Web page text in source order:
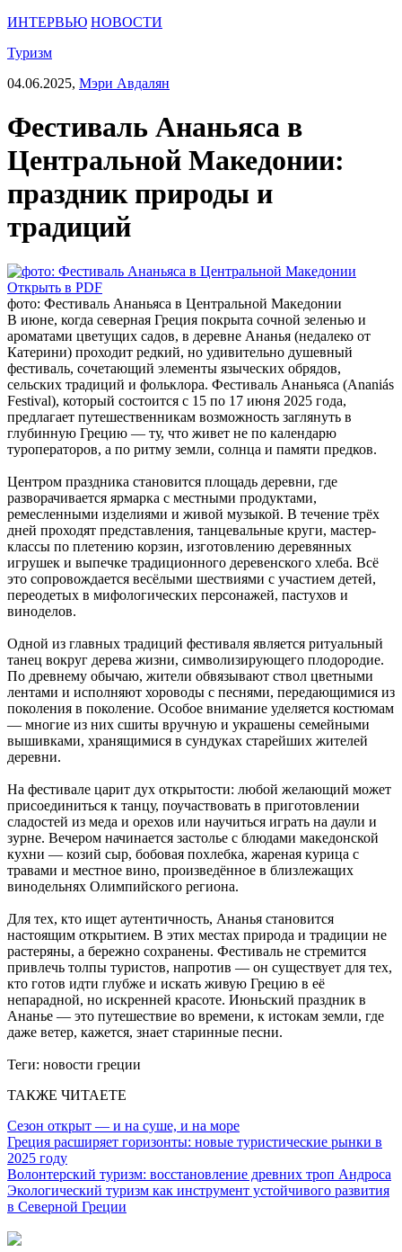
ИНТЕРВЬЮ НОВОСТИ
Туризм
04.06.2025, Мэри Авдалян
Фестиваль Ананьяса в
Центральной Македонии:
праздник природы и
традиций
Открыть в PDF
фото: Фестиваль Ананьяса в Центральной Македонии
В июне, когда северная Греция покрыта сочной зеленью и
ароматами цветущих садов, в деревне Ананья (недалеко от
Катерини) проходит редкий, но удивительно душевный
фестиваль, сочетающий элементы языческих обрядов,
сельских традиций и фольклора. Фестиваль Ананьяса (Ananiás
Festival), который состоится с 15 по 17 июня 2025 года,
предлагает путешественникам возможность заглянуть в
глубинную Грецию — ту, что живет не по календарю
туроператоров, а по ритму земли, солнца и памяти предков.
Центром праздника становится площадь деревни, где
разворачивается ярмарка с местными продуктами,
ремесленными изделиями и живой музыкой. В течение трёх
дней проходят представления, танцевальные круги, мастер-
классы по плетению корзин, изготовлению деревянных
игрушек и выпечке традиционного деревенского хлеба. Всё
это сопровождается весёлыми шествиями с участием детей,
переодетых в мифологических персонажей, пастухов и
виноделов.
Одной из главных традиций фестиваля является ритуальный
танец вокруг дерева жизни, символизирующего плодородие.
По древнему обычаю, жители обвязывают ствол цветными
лентами и исполняют хороводы с песнями, передающимися из
поколения в поколение. Особое внимание уделяется костюмам
— многие из них сшиты вручную и украшены семейными
вышивками, хранящимися в сундуках старейших жителей
деревни.
На фестивале царит дух открытости: любой желающий может
присоединиться к танцу, поучаствовать в приготовлении
сладостей из меда и орехов или научиться играть на даули и
зурне. Вечером начинается застолье с блюдами македонской
кухни — козий сыр, бобовая похлебка, жареная курица с
травами и местное вино, произведённое в близлежащих
винодельнях Олимпийского региона.
Для тех, кто ищет аутентичность, Ананья становится
настоящим открытием. В этих местах природа и традиции не
растеряны, а бережно сохранены. Фестиваль не стремится
привлечь толпы туристов, напротив — он существует для тех,
кто готов идти глубже и искать живую Грецию в её
непарадной, но искренней красоте. Июньский праздник в
Ананье — это путешествие во времени, к истокам земли, где
даже ветер, кажется, знает старинные песни.
Теги: новости греции
ТАКЖЕ ЧИТАЕТЕ
Сезон открыт — и на суше, и на море
Греция расширяет горизонты: новые туристические рынки в
2025 году
Волонтерский туризм: восстановление древних троп Андроса
Экологический туризм как инструмент устойчивого развития
в Северной Греции